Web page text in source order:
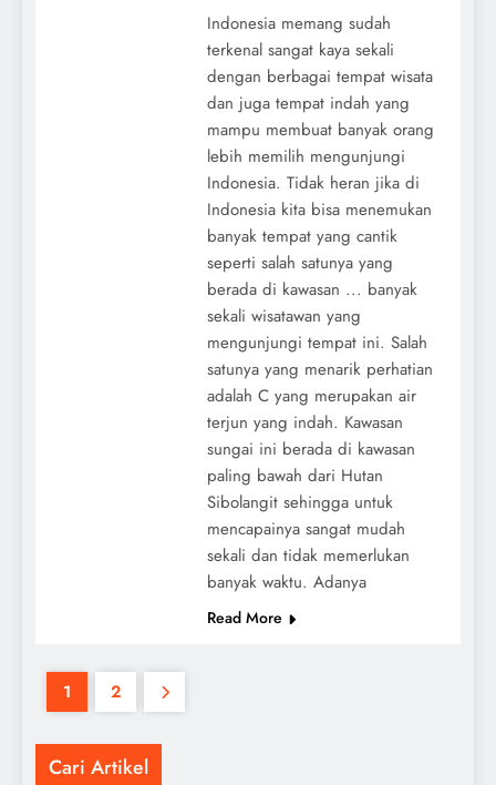
Indonesia memang sudah
terkenal sangat kaya sekali
dengan berbagai tempat wisata
dan juga tempat indah yang
mampu membuat banyak orang
lebih memilih mengunjungi
Indonesia. Tidak heran jika di
Indonesia kita bisa menemukan
banyak tempat yang cantik
seperti salah satunya yang
berada di kawasan ... banyak
sekali wisatawan yang
mengunjungi tempat ini. Salah
satunya yang menarik perhatian
adalah C yang merupakan air
terjun yang indah. Kawasan
sungai ini berada di kawasan
paling bawah dari Hutan
Sibolangit sehingga untuk
mencapainya sangat mudah
sekali dan tidak memerlukan
banyak waktu. Adanya
Read More
1 2
Cari Artikel